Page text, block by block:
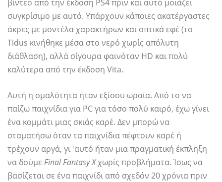
βίντεο από την έκδοση PS4 πριν και αυτό μοιάζει
συγκρίσιμο με αυτό. Υπάρχουν κάποιες ακατέργαστες
άκρες με μοντέλα χαρακτήρων και οπτικά εφέ (το
Tidus κινήθηκε μέσα στο νερό χωρίς απόλυτη
διάθλαση), αλλά σίγουρα φαινόταν HD και πολύ
καλύτερα από την έκδοση Vita.
Αυτή η ομαλότητα ήταν εξίσου ωραία. Από το να
παίζω παιχνίδια για PC για τόσο πολύ καιρό, έχω γίνει
ένα κομμάτι μιας σκιάς καρέ. Δεν μπορώ να
σταματήσω όταν τα παιχνίδια πέφτουν καρέ ή
τρέχουν αργά, γι 'αυτό ήταν μια πραγματική έκπληξη
να δούμε Final Fantasy Xχωρίς προβλήματα. Ίσως να
βασίζεται σε ένα παιχνίδι από σχεδόν 20 χρόνια πριν